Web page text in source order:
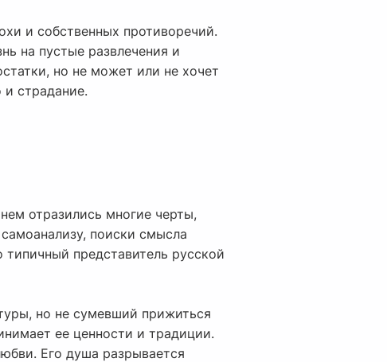
и собственных противоречий.
на пустые развлечения и
но не может или не хочет
и страдание.
отразились многие черты,
поиски смысла
представитель русской
но не сумевший прижиться
ее ценности и традиции.
Его душа разрывается